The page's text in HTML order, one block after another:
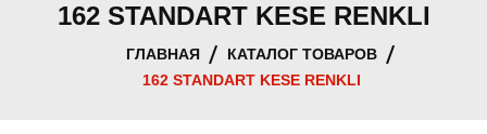
162 STANDART KESE RENKLI
ГЛАВНАЯ
КАТАЛОГ ТОВАРОВ
162 STANDART KESE RENKLI